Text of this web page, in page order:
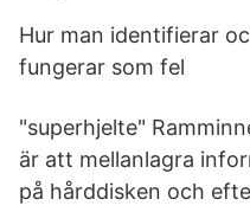
Hur man identifierar
fungerar som fel
"superhjelte"
är att mellanlagra
på hårddisken och